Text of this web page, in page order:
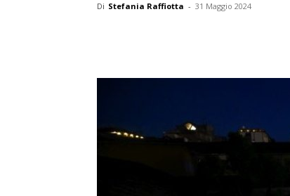
Di Stefania Raffiotta - 31 Maggio 2024